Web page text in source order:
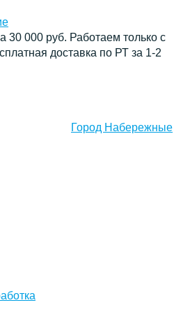
30 000 руб. Работаем только с
доставка по РТ за 1-2
Город Набережные